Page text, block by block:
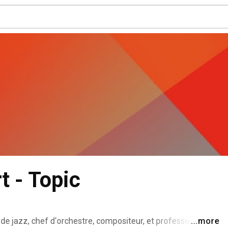
- Topic
jazz, chef d'orchestre, compositeur, et professeur de
...more